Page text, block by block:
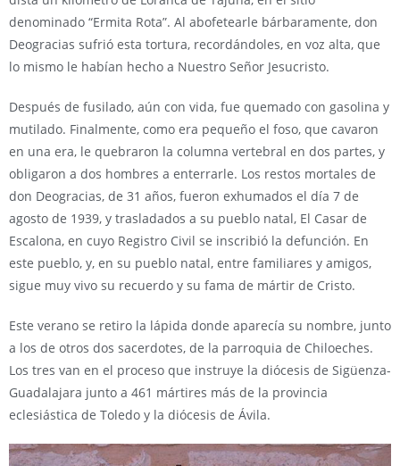
denominado “Ermita Rota”. Al abofetearle bárbaramente, don
Deogracias sufrió esta tortura, recordándoles, en voz alta, que
lo mismo le habían hecho a Nuestro Señor Jesucristo.
Después de fusilado, aún con vida, fue quemado con gasolina y
mutilado. Finalmente, como era pequeño el foso, que cavaron
en una era, le quebraron la columna vertebral en dos partes, y
obligaron a dos hombres a enterrarle. Los restos mortales de
don Deogracias, de 31 años, fueron exhumados el día 7 de
agosto de 1939, y trasladados a su pueblo natal, El Casar de
Escalona, en cuyo Registro Civil se inscribió la defunción. En
este pueblo, y, en su pueblo natal, entre familiares y amigos,
sigue muy vivo su recuerdo y su fama de mártir de Cristo.
Este verano se retiro la lápida donde aparecía su nombre, junto
a los de otros dos sacerdotes, de la parroquia de Chiloeches.
Los tres van en el proceso que instruye la diócesis de Sigüenza-
Guadalajara junto a 461 mártires más de la provincia
eclesiástica de Toledo y la diócesis de Ávila.